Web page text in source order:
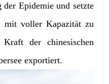
Epidemie und setzte
mit voller Kapazität zu
der chinesischen
exportiert.